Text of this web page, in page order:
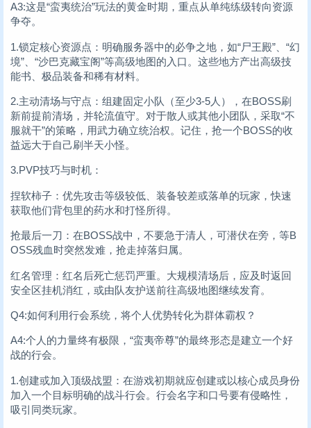
A3:这是“蛮夷统治”玩法的黄金时期，重点从单纯练级转向资源
争夺。
1.锁定核心资源点：明确服务器中的必争之地，如“尸王殿”、“幻
境”、“沙巴克藏宝阁”等高级地图的入口。这些地方产出高级技
能书、极品装备和稀有材料。
2.主动清场与守点：组建固定小队（至少3-5人），在BOSS刷
新前提前清场，并轮流值守。对于散人或其他小团队，采取“不
服就干”的策略，用武力确立统治权。记住，抢一个BOSS的收
益远大于自己刷半天小怪。
3.PVP技巧与时机：
捏软柿子：优先攻击等级较低、装备较差或落单的玩家，快速
获取他们背包里的药水和打怪所得。
抢最后一刀：在BOSS战中，不要急于清人，可潜伏在旁，等B
OSS残血时突然发难，抢走掉落归属。
红名管理：红名后死亡惩罚严重。大规模清场后，应及时返回
安全区挂机消红，或由队友护送前往高级地图继续发育。
Q4:如何利用行会系统，将个人优势转化为群体霸权？
A4:个人的力量终有极限，“蛮夷帝尊”的最终形态是建立一个好
战的行会。
1.创建或加入顶级战盟：在游戏初期就应创建或以核心成员身份
加入一个目标明确的战斗行会。行会名字和口号要有侵略性，
吸引同类玩家。